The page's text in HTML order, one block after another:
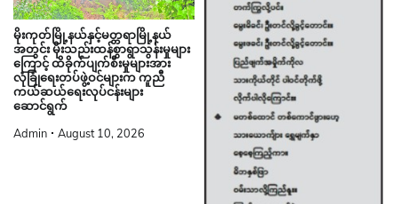
မိုးကုတ်မြို့နယ်နှင့်မတ္တရာမြို့နယ်
အတွင်း မိုးသည်းထန်စွာရွာသွန်းမှုများ
ကြောင့် ထိခိုက်ပျက်စီးမှုများအား
လုံခြုံရေးတပ်ဖွဲ့ဝင်များက ကူညီ
ကယ်ဆယ်ရေးလုပ်ငန်းများ
ဆောင်ရွက်
Admin August 10, 2026